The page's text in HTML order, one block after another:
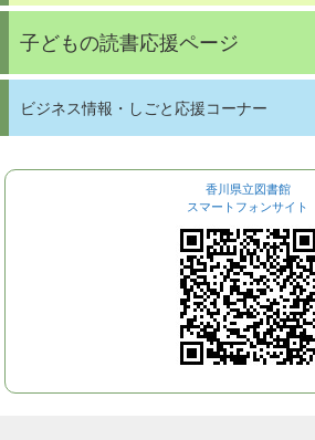
子どもの読書応援ページ
ビジネス情報・しごと応援コーナー
香川県立図書館
スマートフォンサイト